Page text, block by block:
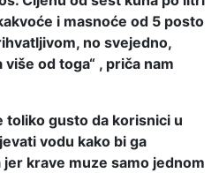
i masnoće od 5 posto
no svejedno,
od toga“ , priča nam
toliko gusto da korisnici u
vodu kako bi ga
krave muze samo jednom